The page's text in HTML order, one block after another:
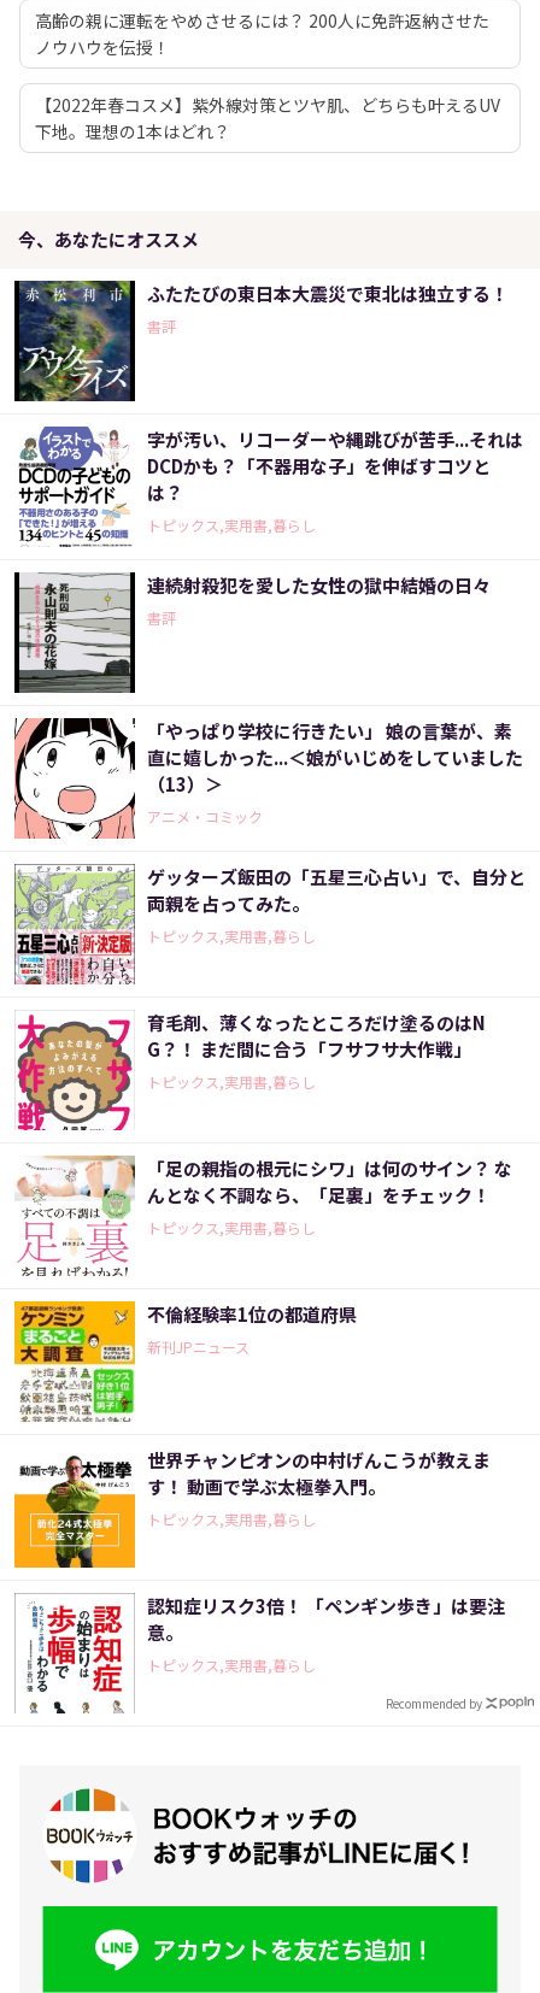
高齢の親に運転をやめさせるには？ 200人に免許返納させた
ノウハウを伝授！
【2022年春コスメ】紫外線対策とツヤ肌、どちらも叶えるUV
下地。理想の1本はどれ？
今、あなたにオススメ
ふたたびの東日本大震災で東北は独立する！
書評
字が汚い、リコーダーや縄跳びが苦手...それは
DCDかも？「不器用な子」を伸ばすコツと
は？
トピックス,実用書,暮らし
連続射殺犯を愛した女性の獄中結婚の日々
書評
「やっぱり学校に行きたい」 娘の言葉が、素
直に嬉しかった...＜娘がいじめをしていました
（13）＞
アニメ・コミック
ゲッターズ飯田の「五星三心占い」で、自分と
両親を占ってみた。
トピックス,実用書,暮らし
育毛剤、薄くなったところだけ塗るのはN
G？！ まだ間に合う「フサフサ大作戦」
トピックス,実用書,暮らし
「足の親指の根元にシワ」は何のサイン？ な
んとなく不調なら、「足裏」をチェック！
トピックス,実用書,暮らし
不倫経験率1位の都道府県
新刊JPニュース
世界チャンピオンの中村げんこうが教えま
す！ 動画で学ぶ太極拳入門。
トピックス,実用書,暮らし
認知症リスク3倍！ 「ペンギン歩き」は要注
意。
トピックス,実用書,暮らし
Recommended by